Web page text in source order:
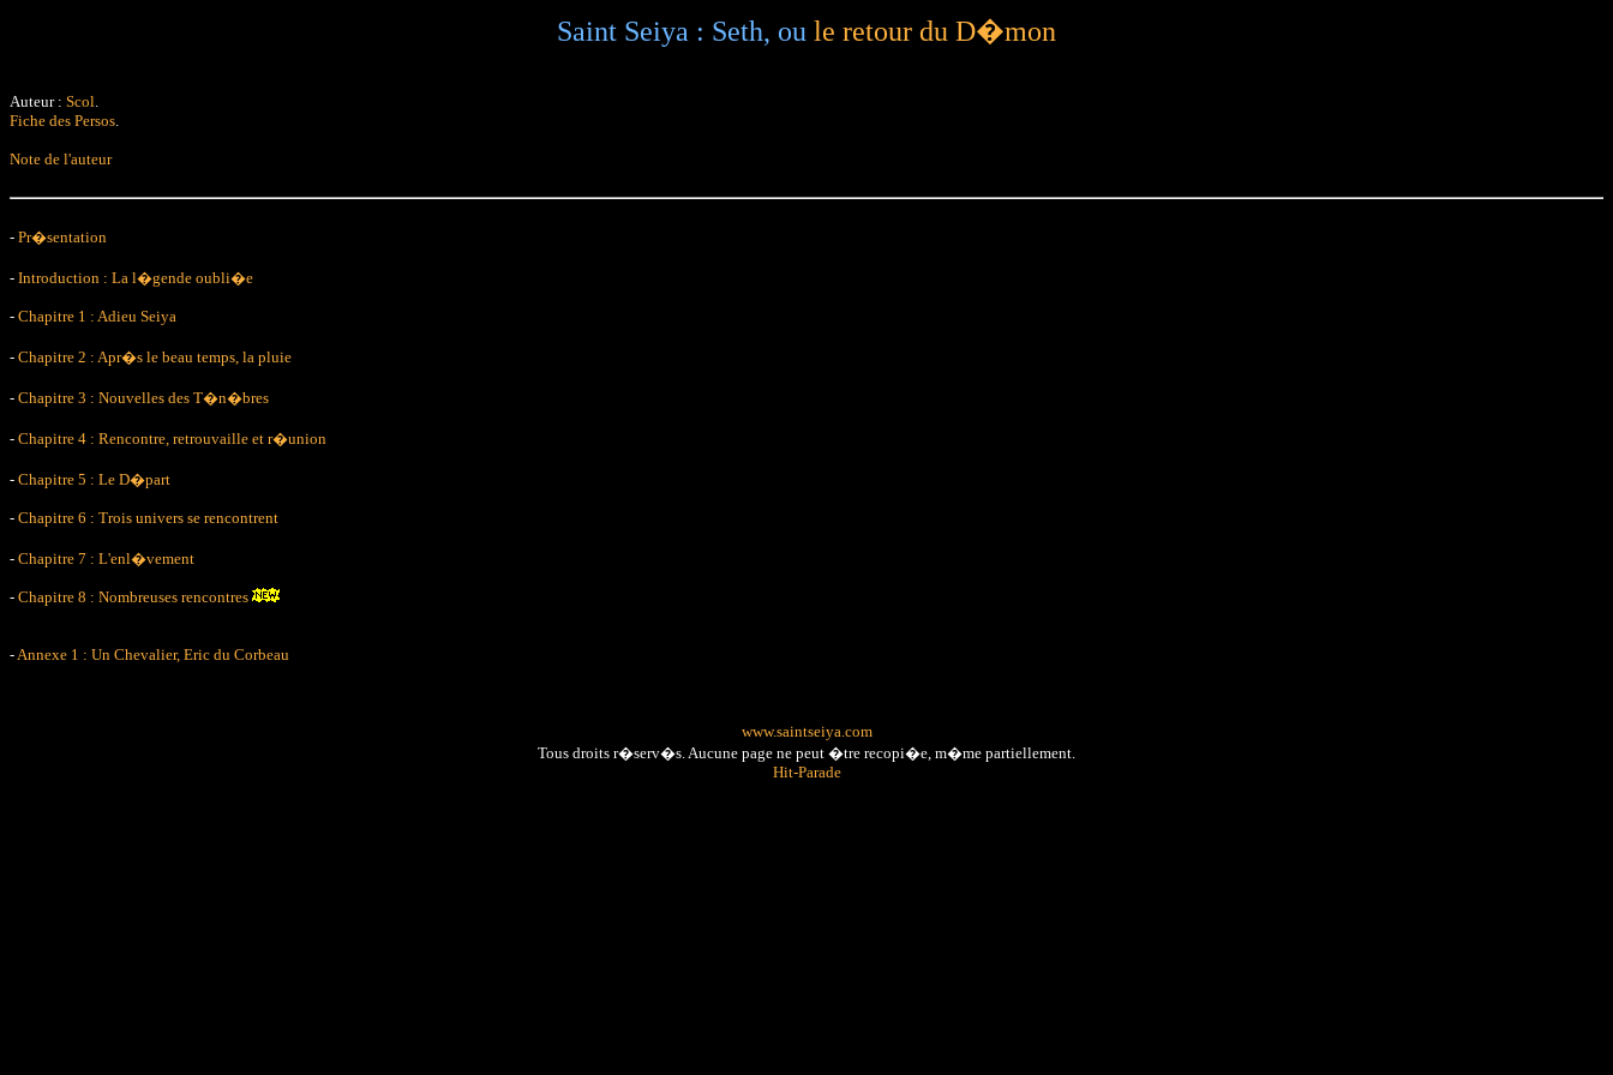
Saint Seiya : Seth, ou le retour du D�mon
Auteur : Scol.
Fiche des Persos.
Note de l'auteur
- Pr�sentation
- Introduction : La l�gende oubli�e
- Chapitre 1 : Adieu Seiya
- Chapitre 2 : Apr�s le beau temps, la pluie
- Chapitre 3 : Nouvelles des T�n�bres
- Chapitre 4 : Rencontre, retrouvaille et r�union
- Chapitre 5 : Le D�part
- Chapitre 6 : Trois univers se rencontrent
- Chapitre 7 : L'enl�vement
- Chapitre 8 : Nombreuses rencontres
-Annexe 1 : Un Chevalier, Eric du Corbeau
www.saintseiya.com
Tous droits r�serv�s. Aucune page ne peut �tre recopi�e, m�me partiellement.